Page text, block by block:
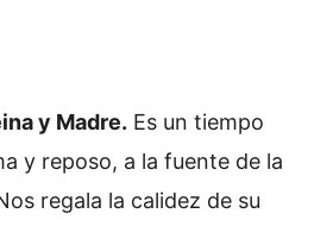
y Madre. Es un tiempo
y reposo, a la fuente de la
regala la calidez de su